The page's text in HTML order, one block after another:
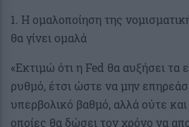
1. Η ομαλοποίηση της
θα γίνει ομαλά
«Εκτιμώ ότι η Fed θα αυξήσει τα
ρυθμό, έτσι ώστε να μην
υπερβολικό βαθμό, αλλά ούτε και
οποίες θα δώσει τον χρόνο να